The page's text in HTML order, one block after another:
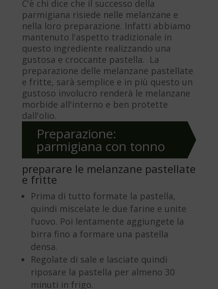
C'è chi dice che il successo della
parmigiana risiede nelle melanzane e
nella loro preparazione. Infatti abbiamo
mantenuto l'aspetto tradizionale in
questo ingrediente realizzando una
gustosa e croccante pastella. La
preparazione delle melanzane pastellate
e fritte, sarà semplice e in più questo un
gustoso involucro renderà le melanzane
morbide all'interno e ben protette
dall'olio.
Preparazione:
parmigiana con tonno
preparare le melanzane pastellate
e fritte
Prima di tutto formate la pastella,
quindi miscelate le due farine e unite
l'uovo. Poi lentamente aggiungete la
birra fino a formare una pastella
densa.
Regolate di sale e lasciate quindi
riposare la pastella per almeno 30
minuti in frigo.